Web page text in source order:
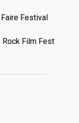
Festival
Film Fest